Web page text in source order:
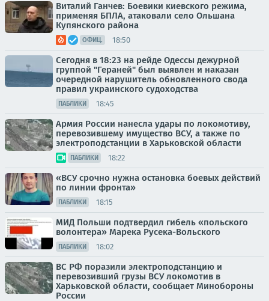
Виталий Ганчев: Боевики киевского режима,
применяя БПЛА, атаковали село Ольшана
Купянского района
ОФИЦ. 18:50
Сегодня в 18:23 на рейде Одессы дежурной
группой "Гераней" был выявлен и наказан
очередной нарушитель обновленного свода
правил украинского судоходства
ПАБЛИКИ 18:45
Армия России нанесла удары по локомотиву,
перевозившему имущество ВСУ, а также по
электроподстанции в Харьковской области
ПАБЛИКИ 18:22
«ВСУ срочно нужна остановка боевых действий
по линии фронта»
ПАБЛИКИ 18:15
МИД Польши подтвердил гибель «польского
волонтера» Марека Русека-Вольского
ПАБЛИКИ 18:02
ВС РФ поразили электроподстанцию и
перевозивший грузы ВСУ локомотив в
Харьковской области, сообщает Минобороны
России